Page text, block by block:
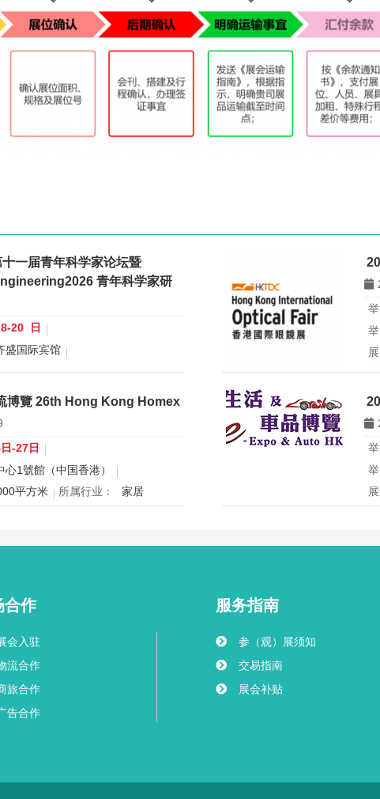
一届青年科学家论坛暨
青年科学家研
20 日
盛国际宾馆
所属行业：
微米纳米技术学会
届青年科学家论坛暨
青年科学家研讨会
办
博覽 26th Hong Kong Homex
-27日
1號館（中国香港）
平方米 所属行业：
家居
灵感盛会，欢迎本地家庭与海内
用
合作
会入驻
流合作
旅合作
告合作
服务指南
参（观）展须知
交易指南
展会补贴